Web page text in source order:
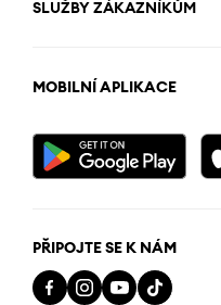
SLUŽBY ZÁKAZNÍKŮM
MOBILNÍ APLIKACE
PŘIPOJTE SE K NÁM